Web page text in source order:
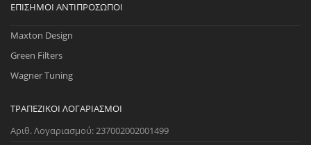
ΕΠΊΣΗΜΟΙ ΑΝΤΙΠΡΌΣΩΠΟΙ
Maxton Design
Green Filters
Wagner Tuning
ΤΡΑΠΕΖΙΚΟΊ ΛΟΓΑΡΙΑΣΜΟΊ
Αριθ. Λογαριασμού: 237002002001499